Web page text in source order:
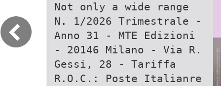
Not only a wide range
N. 1/2026 Trimestrale -
Anno 31 - MTE Edizioni
- 20146 Milano - Via R.
Gessi, 28 - Tariffa
R.O.C.: Poste Italianre